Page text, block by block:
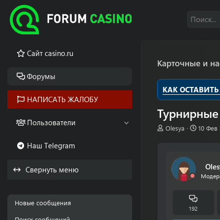
Cайт casino.ru
Форумы
НАПИСАТЬ ЖАЛОБУ
Пользователи
Наш Telegram
Свернуть меню
Новые сообщения
Карточные и
КАК
А
Olesya
Д
10 Фев
192